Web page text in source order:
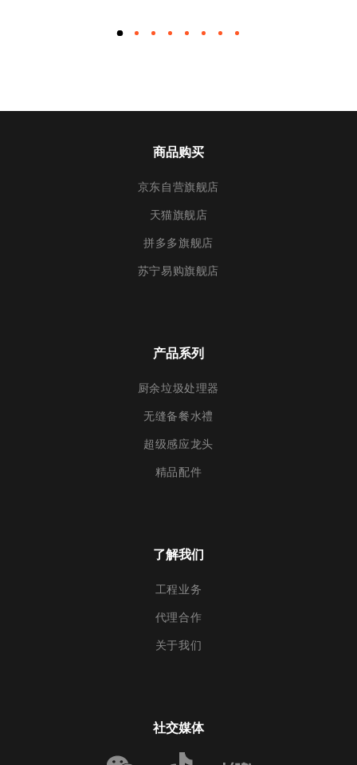
商品购买
京东自营旗舰店
天猫旗舰店
拼多多旗舰店
苏宁易购旗舰店
产品系列
厨余垃圾处理器
无缝备餐水禮
超级感应龙头
精品配件
了解我们
工程业务
代理合作
关于我们
社交媒体